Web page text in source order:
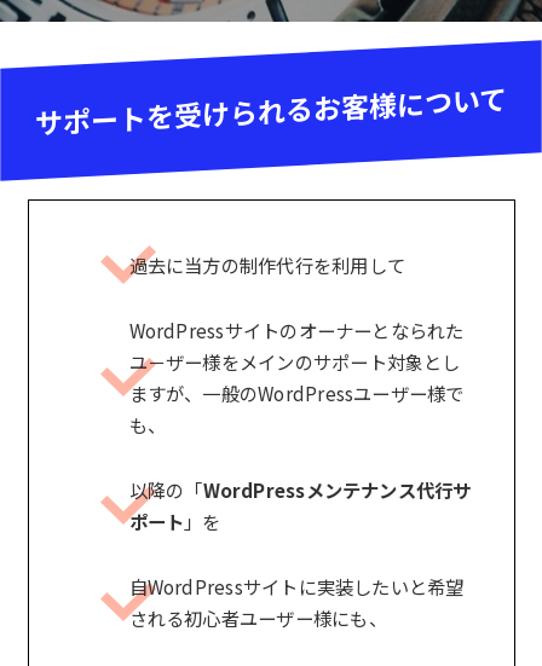
サポートを受けられるお客様について
過去に当方の制作代行を利用して
WordPressサイトのオーナーとなられた
ユ－ザー様をメインのサポート対象とし
ますが、一般のWordPressユーザー様で
も、
以降の「WordPressメンテナンス代行サ
ポート 」を
自WordPressサイトに実装したいと希望
される初心者ユーザー様にも、